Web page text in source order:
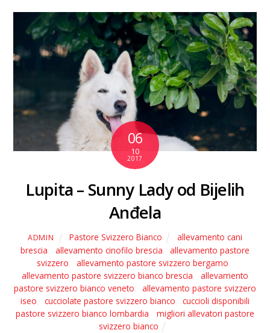
06
10
2017
Lupita – Sunny Lady od Bijelih
Anđela
ADMIN Pastore Svizzero Bianco
allevamento cani
brescia
allevamento cinofilo brescia
allevamento pastore
svizzero
allevamento pastore svizzero bergamo
allevamento pastore svizzero bianco brescia
allevamento
pastore svizzero bianco veneto
allevamento pastore svizzero
iseo
cucciolate pastore svizzero bianco
cuccioli disponibili
pastore svizzero bianco lombardia
migliori allevatori pastore
svizzero bianco